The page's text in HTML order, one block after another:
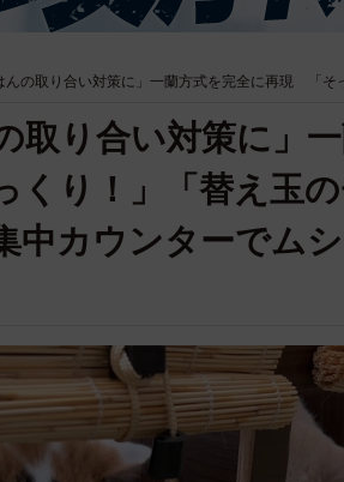
んの取り合い対策に」一蘭方式を完全に再現 「そ
取り合い対策に」
り！」「替え玉
中カウンターでム